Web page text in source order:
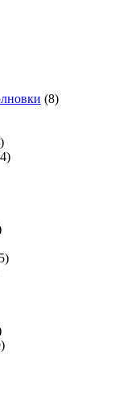
(8)